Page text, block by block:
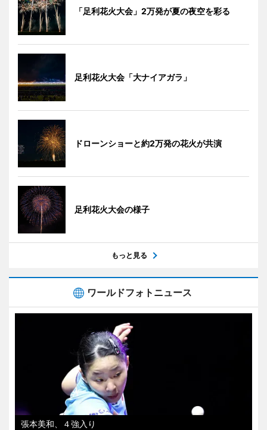
「足利花火大会」2万発が夏の夜空を彩る
足利花火大会「大ナイアガラ」
ドローンショーと約2万発の花火が共演
足利花火大会の様子
もっと見る
ワールドフォトニュース
張本美和、４強入り